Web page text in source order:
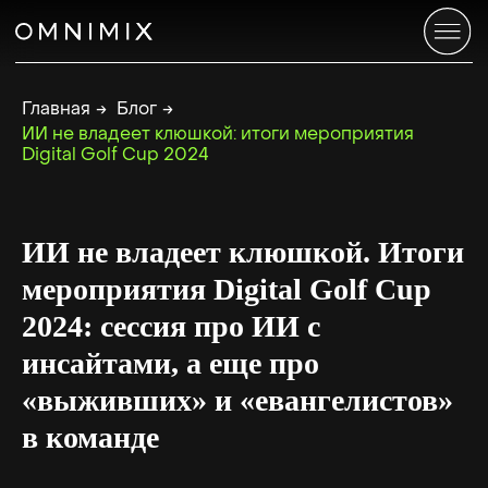
Главная → Блог →
ИИ не владеет клюшкой: итоги мероприятия
Digital Golf Cup 2024
ИИ не владеет клюшкой. Итоги
мероприятия Digital Golf Cup
2024: сессия про ИИ с
инсайтами, а еще про
«выживших» и «евангелистов»
в команде